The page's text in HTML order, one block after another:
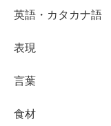
英語・カタカナ語
表現
言葉
食材